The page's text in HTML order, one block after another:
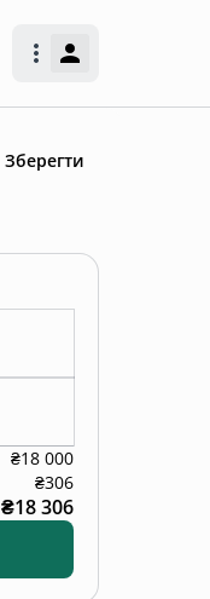
Зберегти
₴18 000
₴306
₴18 306